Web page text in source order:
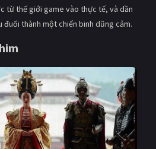
từ thế giới game vào thực tế, và dần
thành một chiến binh dũng cảm.